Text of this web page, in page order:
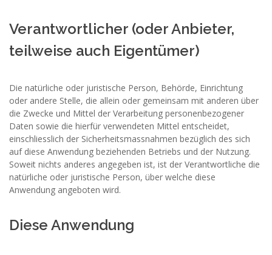
Verantwortlicher (oder Anbieter,
teilweise auch Eigentümer)
Die natürliche oder juristische Person, Behörde, Einrichtung
oder andere Stelle, die allein oder gemeinsam mit anderen über
die Zwecke und Mittel der Verarbeitung personenbezogener
Daten sowie die hierfür verwendeten Mittel entscheidet,
einschliesslich der Sicherheitsmassnahmen bezüglich des sich
auf diese Anwendung beziehenden Betriebs und der Nutzung.
Soweit nichts anderes angegeben ist, ist der Verantwortliche die
natürliche oder juristische Person, über welche diese
Anwendung angeboten wird.
Diese Anwendung